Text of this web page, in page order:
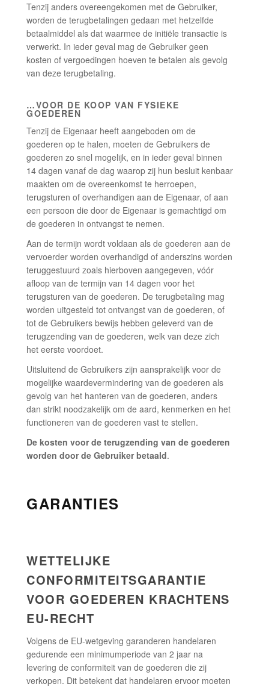
Tenzij anders overeengekomen met de Gebruiker,
worden de terugbetalingen gedaan met hetzelfde
betaalmiddel als dat waarmee de initiële transactie is
verwerkt. In ieder geval mag de Gebruiker geen
kosten of vergoedingen hoeven te betalen als gevolg
van deze terugbetaling.
…VOOR DE KOOP VAN FYSIEKE
GOEDEREN
Tenzij de Eigenaar heeft aangeboden om de
goederen op te halen, moeten de Gebruikers de
goederen zo snel mogelijk, en in ieder geval binnen
14 dagen vanaf de dag waarop zij hun besluit kenbaar
maakten om de overeenkomst te herroepen,
terugsturen of overhandigen aan de Eigenaar, of aan
een persoon die door de Eigenaar is gemachtigd om
de goederen in ontvangst te nemen.
Aan de termijn wordt voldaan als de goederen aan de
vervoerder worden overhandigd of anderszins worden
teruggestuurd zoals hierboven aangegeven, vóór
afloop van de termijn van 14 dagen voor het
terugsturen van de goederen. De terugbetaling mag
worden uitgesteld tot ontvangst van de goederen, of
tot de Gebruikers bewijs hebben geleverd van de
terugzending van de goederen, welk van deze zich
het eerste voordoet.
Uitsluitend de Gebruikers zijn aansprakelijk voor de
mogelijke waardevermindering van de goederen als
gevolg van het hanteren van de goederen, anders
dan strikt noodzakelijk om de aard, kenmerken en het
functioneren van de goederen vast te stellen.
De kosten voor de terugzending van de goederen
worden door de Gebruiker betaald.
GARANTIES
WETTELIJKE
CONFORMITEITSGARANTIE
VOOR GOEDEREN KRACHTENS
EU-RECHT
Volgens de EU-wetgeving garanderen handelaren
gedurende een minimumperiode van 2 jaar na
levering de conformiteit van de goederen die zij
verkopen. Dit betekent dat handelaren ervoor moeten